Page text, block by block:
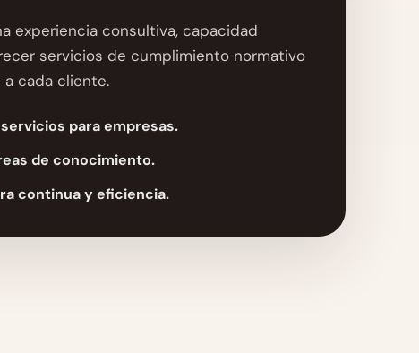
experiencia consultiva, capacidad
servicios de cumplimiento normativo
cada cliente.
para empresas.
de conocimiento.
continua y eficiencia.